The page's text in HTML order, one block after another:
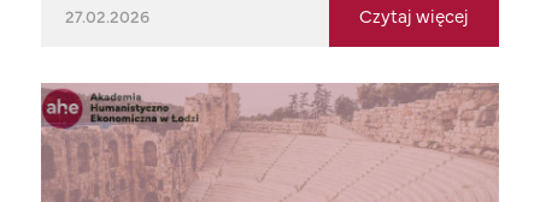
27.02.2026 Czytaj więcej